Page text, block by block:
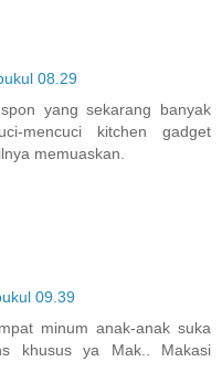
08.29
yang sekarang banyak
mencuci kitchen gadget
memuaskan.
09.39
minum anak-anak suka
khusus ya Mak.. Makasi